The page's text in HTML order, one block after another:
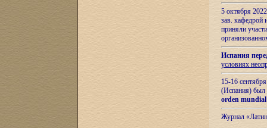
5 октября
зав.
приняли
Испания
условиях
15-16
(Испания) был
orden
Журнал